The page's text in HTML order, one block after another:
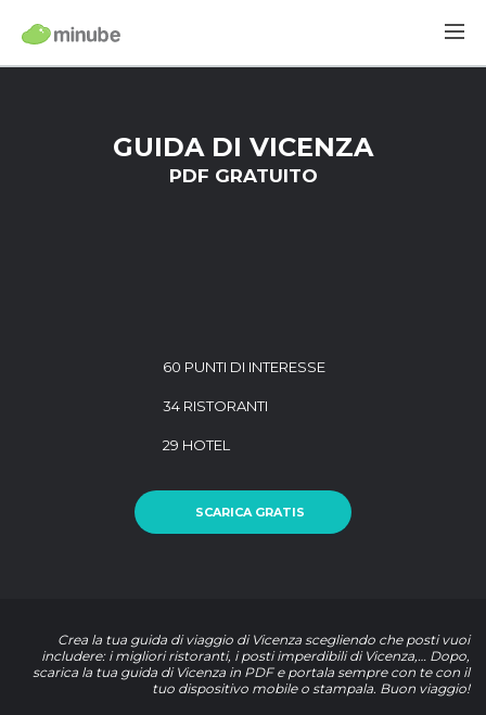
GUIDA DI VICENZA
PDF GRATUITO
60 PUNTI DI INTERESSE
34 RISTORANTI
29 HOTEL
SCARICA GRATIS
Crea la tua guida di viaggio di Vicenza scegliendo che posti vuoi
includere: i migliori ristoranti, i posti imperdibili di Vicenza,… Dopo,
scarica la tua guida di Vicenza in PDF e portala sempre con te con il
tuo dispositivo mobile o stampala. Buon viaggio!